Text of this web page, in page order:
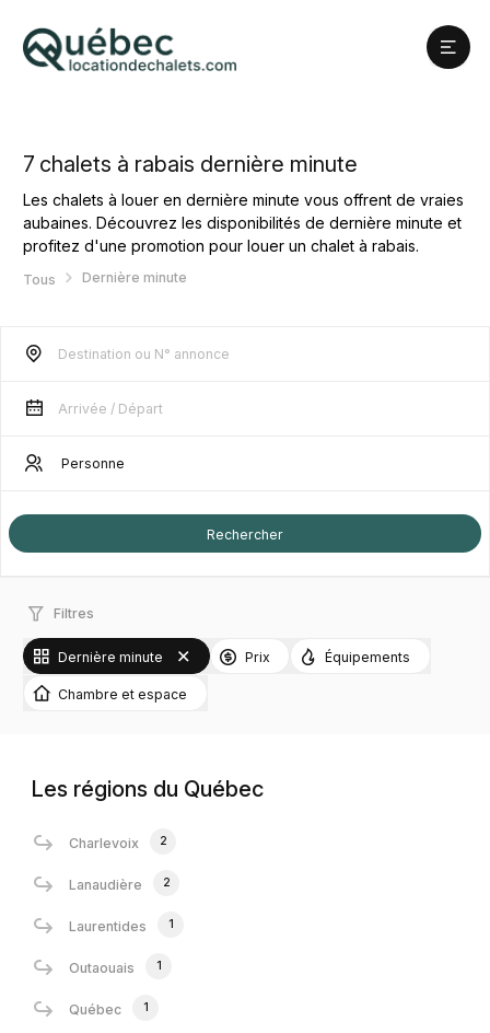
7 chalets à rabais dernière minute
Les chalets à louer en dernière minute vous offrent de vraies
aubaines. Découvrez les disponibilités de dernière minute et
profitez d'une promotion pour louer un chalet à rabais.
Tous Dernière minute
Filtres
Dernière minute Prix Équipements
Chambre et espace
Les régions du Québec
Charlevoix 2
Lanaudière 2
Laurentides 1
Outaouais 1
Québec 1